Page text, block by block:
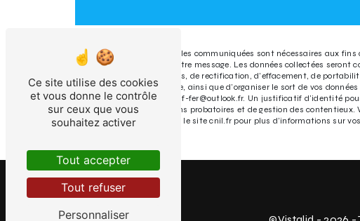
** Les données personnelles communiquées sont nécessaires aux
seul but de répondre à votre message. Les données collectées seront
disposez de droits d’accès, de rectification, d’effacement, de
d’une autorité de contrôle, ainsi que d’organiser le sort de vos
électronique à l'adresse r.f-fer@outlook.fr. Un justificatif d'identité
prescription légale aux fins probatoires et de gestion des
Bloctel.gouv.fr . Consultez le site cnil.fr pour plus d’informations sur
Ce site utilise des cookies
et vous donne le contrôle
sur ceux que vous
souhaitez activer
Tout accepter
Tout refuser
Personnaliser